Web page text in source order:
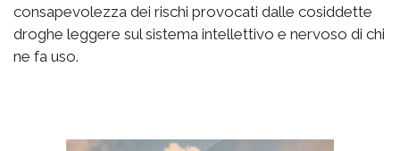
consapevolezza dei rischi provocati dalle cosiddette
droghe leggere sul sistema intellettivo e nervoso di chi
ne fa uso.